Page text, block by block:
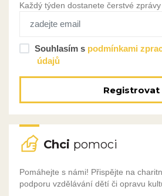
Každý týden dostanete čerstvé zprávy
Souhlasím s podmínkami
údajů
Registrovat
Chci pomoci
Pomáhejte s námi! Přispějte na
podporu vzdělávání dětí či opravu